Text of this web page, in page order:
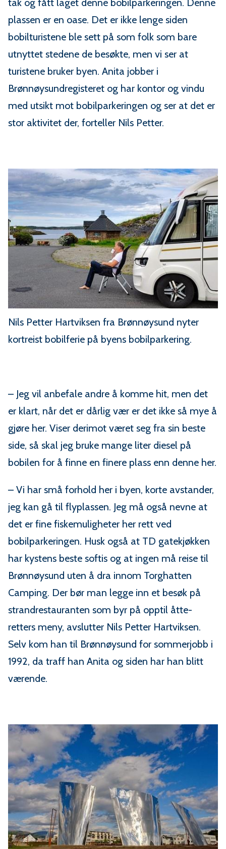
tak og fått laget denne bobilparkeringen. Denne
plassen er en oase. Det er ikke lenge siden
bobilturistene ble sett på som folk som bare
utnyttet stedene de besøkte, men vi ser at
turistene bruker byen. Anita jobber i
Brønnøysundregisteret og har kontor og vindu
med utsikt mot bobilparkeringen og ser at det er
stor aktivitet der, forteller Nils Petter.
Nils Petter Hartviksen fra Brønnøysund nyter
kortreist bobilferie på byens bobilparkering.
– Jeg vil anbefale andre å komme hit, men det
er klart, når det er dårlig vær er det ikke så mye å
gjøre her. Viser derimot været seg fra sin beste
side, så skal jeg bruke mange liter diesel på
bobilen for å finne en finere plass enn denne her.
– Vi har små forhold her i byen, korte avstander,
jeg kan gå til flyplassen. Jeg må også nevne at
det er fine fiskemuligheter her rett ved
bobilparkeringen. Husk også at TD gatekjøkken
har kystens beste softis og at ingen må reise til
Brønnøysund uten å dra innom Torghatten
Camping. Der bør man legge inn et besøk på
strandrestauranten som byr på opptil åtte-
retters meny, avslutter Nils Petter Hartviksen.
Selv kom han til Brønnøysund for sommerjobb i
1992, da traff han Anita og siden har han blitt
værende.